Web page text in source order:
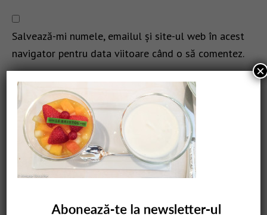
Salvează-mi numele, emailul și site-ul web în acest
navigator pentru data viitoare când o să comentez.
CAUTARE
×